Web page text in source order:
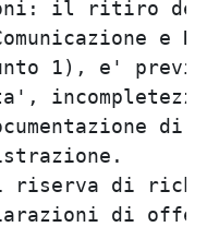
il
(punto 1),
si riserva